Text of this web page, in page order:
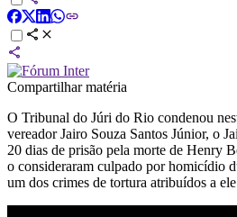
Compartilhar matéria
O Tribunal do Júri do Rio condenou
vereador Jairo Souza Santos Júnior, o
20 dias de prisão pela morte de Henry
o consideraram culpado por homicídio
um dos crimes de tortura atribuídos a